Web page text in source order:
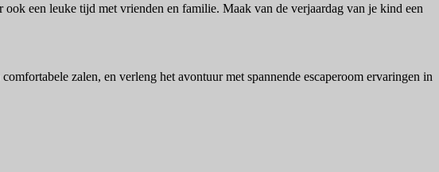
een leuke tijd met vrienden en familie. Maak van de verjaardag van je kind een
zalen, en verleng het avontuur met spannende escaperoom ervaringen in